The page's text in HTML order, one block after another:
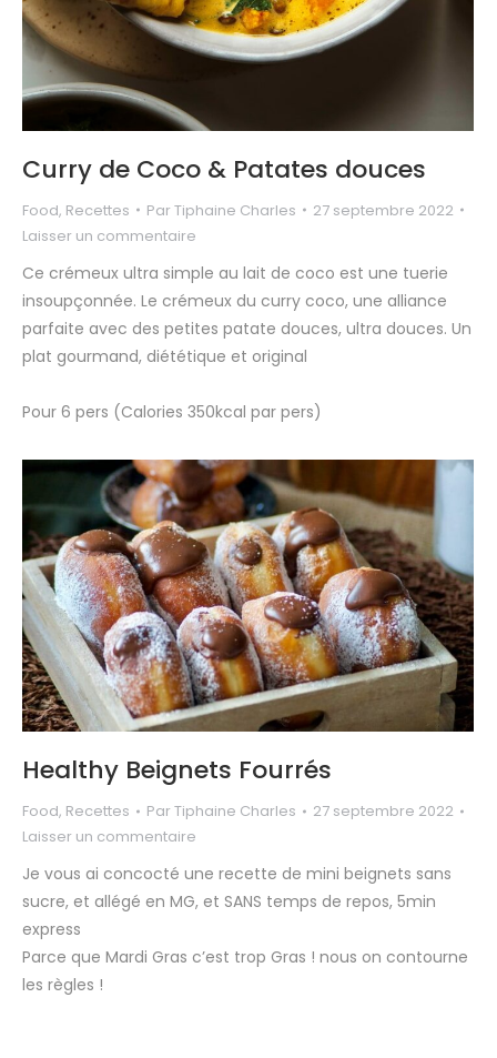
Curry de Coco & Patates douces
Food, Recettes ParTiphaine Charles
27 septembre 2022
Laisser un commentaire
Ce crémeux ultra simple au lait de coco est une tuerie
insoupçonnée. Le crémeux du curry coco, une alliance
parfaite avec des petites patate douces, ultra douces. Un
plat gourmand, diététique et original
Pour 6 pers (Calories 350kcal par pers)⁣
Healthy Beignets Fourrés
Food, Recettes ParTiphaine Charles
27 septembre 2022
Laisser un commentaire
Je vous ai concocté une recette de mini beignets sans
sucre, et allégé en MG, et SANS temps de repos, 5min
express
Parce que Mardi Gras c’est trop Gras ! nous on contourne
les règles !